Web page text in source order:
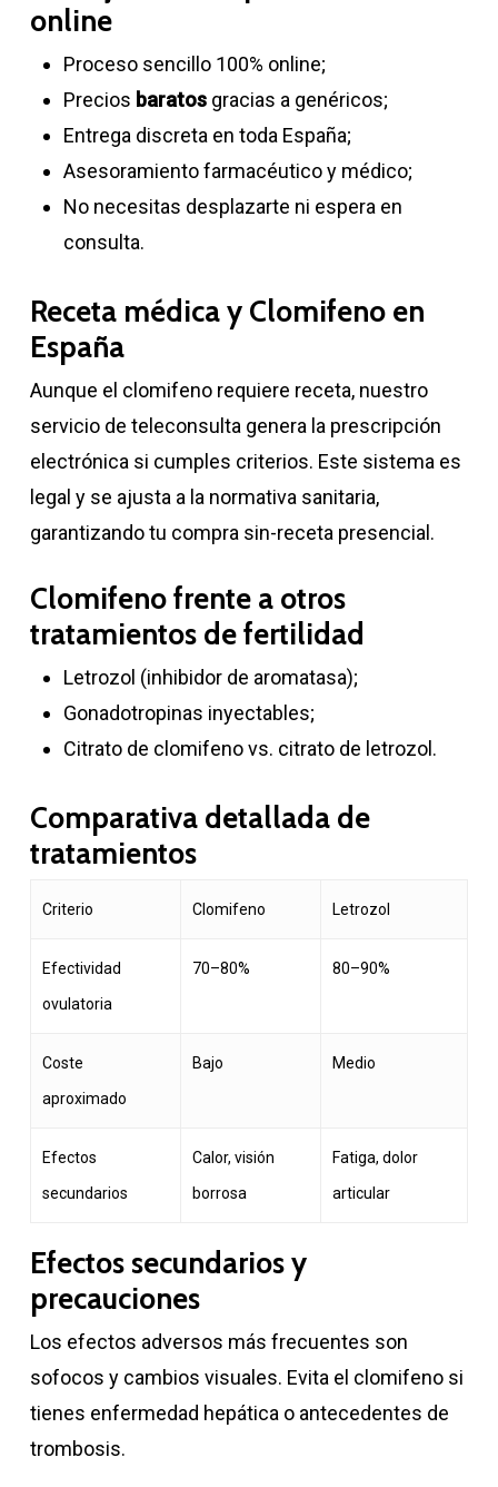
online
Proceso sencillo 100% online;
Precios baratosgracias a genéricos;
Entrega discreta en toda España;
Asesoramiento farmacéutico y médico;
No necesitas desplazarte ni espera en
consulta.
Receta médica y Clomifeno en
España
Aunque el clomifeno requiere receta, nuestro
servicio de teleconsulta genera la prescripción
electrónica si cumples criterios. Este sistema es
legal y se ajusta a la normativa sanitaria,
garantizando tu compra sin-receta presencial.
Clomifeno frente a otros
tratamientos de fertilidad
Letrozol (inhibidor de aromatasa);
Gonadotropinas inyectables;
Citrato de clomifeno vs. citrato de letrozol.
Comparativa detallada de
tratamientos
Criterio Clomifeno Letrozol
Efectividad
ovulatoria
70–80% 80–90%
Coste
aproximado
Bajo Medio
Efectos
secundarios
Calor, visión
borrosa
Fatiga, dolor
articular
Efectos secundarios y
precauciones
Los efectos adversos más frecuentes son
sofocos y cambios visuales. Evita el clomifeno si
tienes enfermedad hepática o antecedentes de
trombosis.